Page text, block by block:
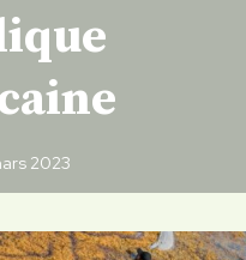
2023